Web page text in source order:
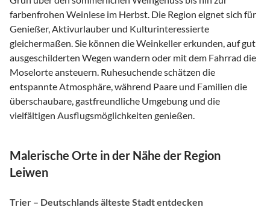
farbenfrohen Weinlese im Herbst. Die Region eignet sich für
Genießer, Aktivurlauber und Kulturinteressierte
gleichermaßen. Sie können die Weinkeller erkunden, auf gut
ausgeschilderten Wegen wandern oder mit dem Fahrrad die
Moselorte ansteuern. Ruhesuchende schätzen die
entspannte Atmosphäre, während Paare und Familien die
überschaubare, gastfreundliche Umgebung und die
vielfältigen Ausflugsmöglichkeiten genießen.
Malerische Orte in der Nähe der Region
Leiwen
Trier – Deutschlands älteste Stadt entdecken